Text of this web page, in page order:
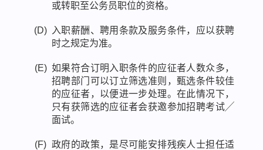
或转职至公务员职位的资格。
(D)
入职薪酬、聘用条款及服务条件，应以获聘
时之规定为准。
(E) 如果符合订明入职条件的应征者人数众多，
招聘部门可以订立筛选准则，甄选条件较佳
的应征者，以便进一步处理。在此情况下，
只有获筛选的应征者会获邀参加招聘考试╱
面试。
(F) 政府的政策，是尽可能安排残疾人士担任适